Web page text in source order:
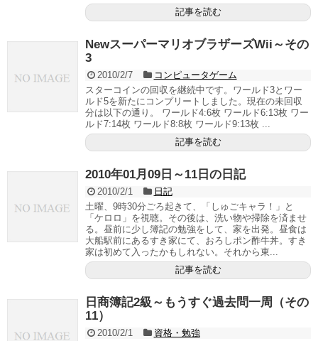
記事を読む
NewスーパーマリオブラザーズWii～その
3
2010/2/7
コンピュータゲーム
スターコインの回収を継続中です。ワールド3とワー
ルド5を新たにコンプリートしました。現在の未回収
分は以下の通り。 ワールド4:6枚 ワールド6:13枚 ワー
ルド7:14枚 ワールド8:8枚 ワールド9:13枚 ...
記事を読む
2010年01月09日～11日の日記
2010/2/1
日記
土曜、9時30分ごろ起きて、「しゅごキャラ！」と
「ケロロ」を視聴。その後は、洗い物や掃除を済ませ
る。昼前に少し簿記の勉強をして、家を出発。昼食は
大船駅前にあるすき家にて、おろしポン酢牛丼。すき
家は初めて入ったかもしれない。それから東...
記事を読む
日商簿記2級～もうすぐ過去問一周（その
11）
2010/2/1
資格・勉強